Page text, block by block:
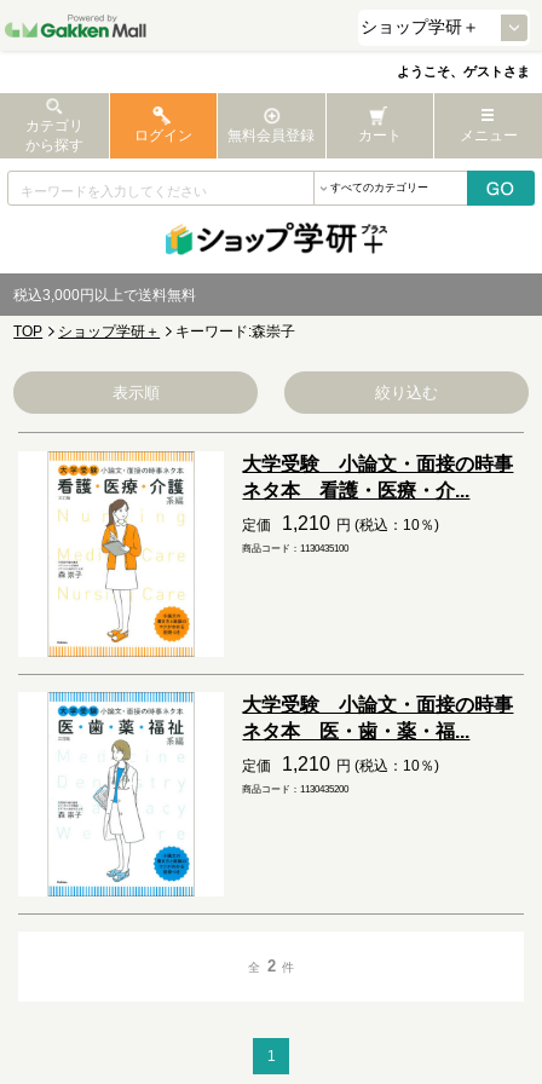
ようこそ、ゲストさま
カテゴリ
から探す
ログイン 無料会員登録 カート メニュー
税込3,000円以上で送料無料
TOP ショップ学研＋ キーワード:森崇子
表示順 絞り込む
大学受験 小論文・面接の時事
ネタ本 看護・医療・介...
定価 1,210 円 (税込：10％)
商品コード：1130435100
大学受験 小論文・面接の時事
ネタ本 医・歯・薬・福...
定価 1,210 円 (税込：10％)
商品コード：1130435200
全 2 件
1